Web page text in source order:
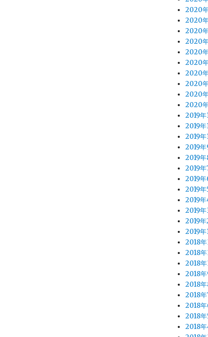
2020
2020
2020
2020
2020
2020
2020
2020
2020
2020
2019年
2019年
2019年
2019年
2019年
2019年
2019年
2019年
2019年
2019年
2019年
2019年
2018年
2018年
2018年
2018年
2018年
2018年
2018年
2018年
2018